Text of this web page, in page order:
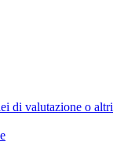
di valutazione o altri